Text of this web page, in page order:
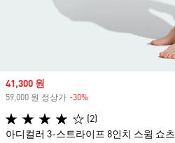
Sale price
41,300 원
59,000 원 정상가 -30%
(2)
아디컬러 3-스트라이프 8인치 스윔 쇼츠